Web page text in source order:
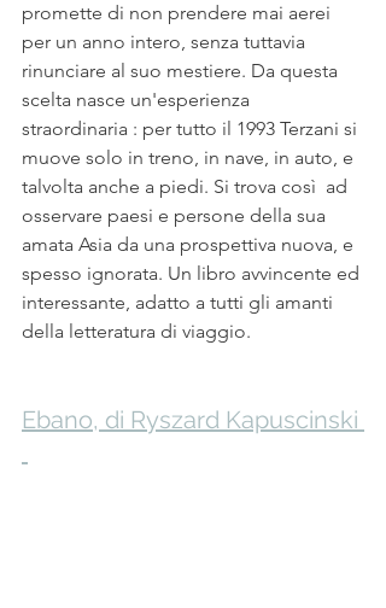
promette di non prendere mai aerei
per un anno intero, senza tuttavia
rinunciare al suo mestiere. Da questa
scelta nasce un'esperienza
straordinaria : per tutto il 1993 Terzani si
muove solo in treno, in nave, in auto, e
talvolta anche a piedi. Si trova così  ad
osservare paesi e persone della sua
amata Asia da una prospettiva nuova, e
spesso ignorata. Un libro avvincente ed
interessante, adatto a tutti gli amanti
della letteratura di viaggio.
Ebano, di Ryszard Kapuscinski